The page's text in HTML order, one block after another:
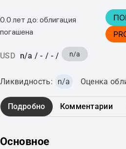
0.0 лет до: облигация
погашена
USD n/a / - / - / n/a
Ликвидность: n/a Оценка
Подробно Комментарии
Основное